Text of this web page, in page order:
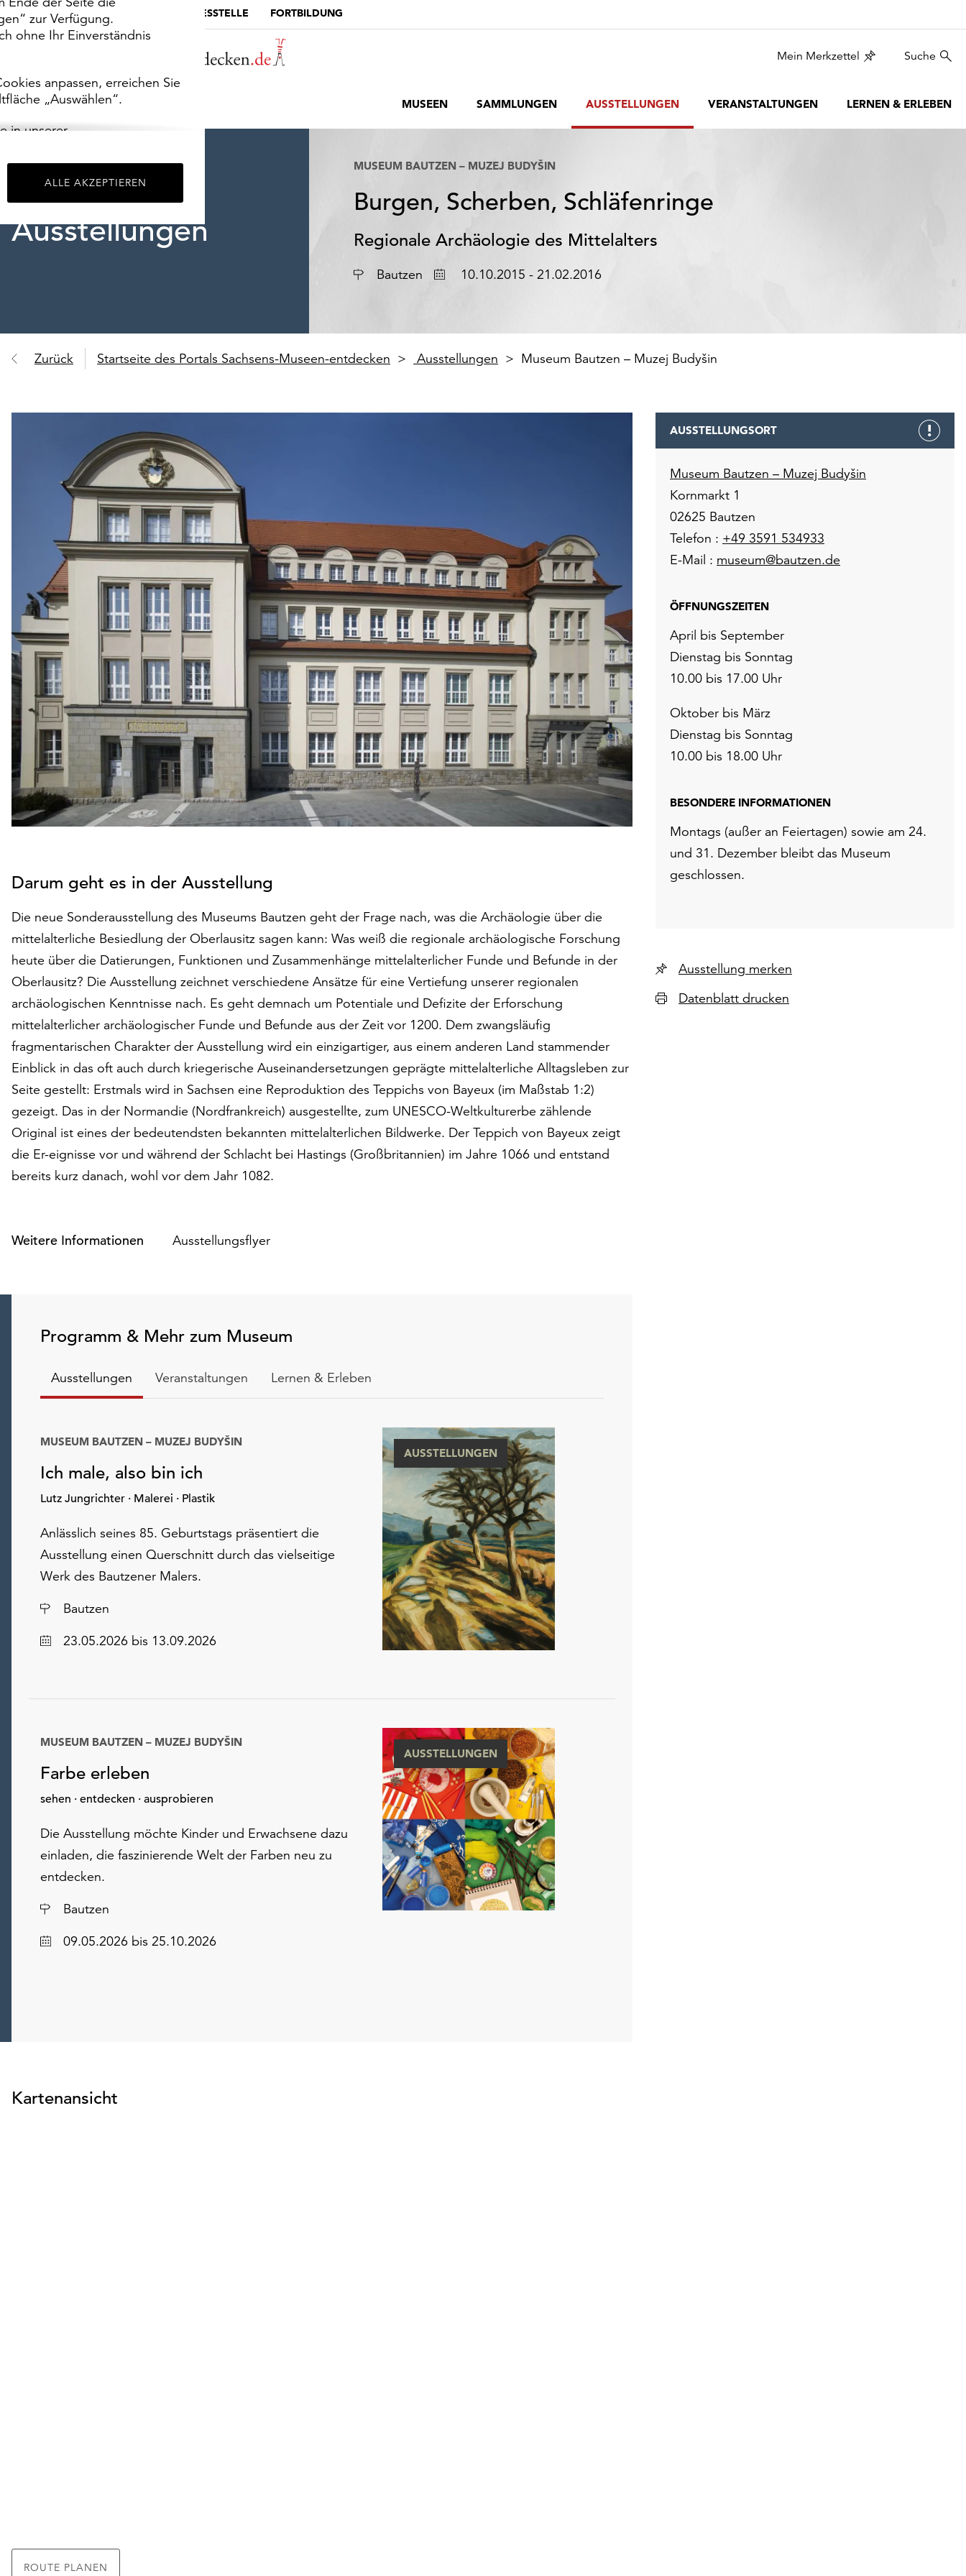
zur Verfügung.
ohne Ihr Einverständnis
anpassen, erreichen Sie
„Auswählen“.
in unserer
ALLE AKZEPTIEREN
MUSEUMSPORTAL DIE LANDESSTELLE FORTBILDUNG
Mein Merkzettel Suche
MUSEEN SAMMLUNGEN AUSSTELLUNGEN VERANSTALTUNGEN LERNEN & ERLEBEN
Ausstellungen
MUSEUM BAUTZEN – MUZEJ BUDYŠIN
Burgen, Scherben, Schläfenringe
Regionale Archäologie des Mittelalters
Ort Bautzen Datum10.10.2015 - 21.02.2016
Zurück Startseite des Portals Sachsens-Museen-entdecken Ausstellungen Museum Bautzen – Muzej Budyšin
Darum geht es in der Ausstellung
Die neue Sonderausstellung des Museums Bautzen geht der Frage nach, was die Archäologie über die
mittelalterliche Besiedlung der Oberlausitz sagen kann: Was weiß die regionale archäologische Forschung
heute über die Datierungen, Funktionen und Zusammenhänge mittelalterlicher Funde und Befunde in der
Oberlausitz? Die Ausstellung zeichnet verschiedene Ansätze für eine Vertiefung unserer regionalen
archäologischen Kenntnisse nach. Es geht demnach um Potentiale und Defizite der Erforschung
mittelalterlicher archäologischer Funde und Befunde aus der Zeit vor 1200. Dem zwangsläufig
fragmentarischen Charakter der Ausstellung wird ein einzigartiger, aus einem anderen Land stammender
Einblick in das oft auch durch kriegerische Auseinandersetzungen geprägte mittelalterliche Alltagsleben zur
Seite gestellt: Erstmals wird in Sachsen eine Reproduktion des Teppichs von Bayeux (im Maßstab 1:2)
gezeigt. Das in der Normandie (Nordfrankreich) ausgestellte, zum UNESCO-Weltkulturerbe zählende
Original ist eines der bedeutendsten bekannten mittelalterlichen Bildwerke. Der Teppich von Bayeux zeigt
die Er-eignisse vor und während der Schlacht bei Hastings (Großbritannien) im Jahre 1066 und entstand
bereits kurz danach, wohl vor dem Jahr 1082.
Weitere Informationen Ausstellungsflyer
Programm & Mehr zum Museum
Ausstellungen Veranstaltungen Lernen & Erleben
Ich male, also bin ich
Lutz Jungrichter · Malerei · Plastik
MUSEUM BAUTZEN – MUZEJ BUDYŠIN
Anlässlich seines 85. Geburtstags präsentiert die
Ausstellung einen Querschnitt durch das vielseitige
Werk des Bautzener Malers.
Ort
Bautzen
Datum23.05.2026 bis 13.09.2026
AUSSTELLUNGEN
Farbe erleben
sehen · entdecken · ausprobieren
MUSEUM BAUTZEN – MUZEJ BUDYŠIN
Die Ausstellung möchte Kinder und Erwachsene dazu
einladen, die faszinierende Welt der Farben neu zu
entdecken.
Ort
Bautzen
Datum09.05.2026 bis 25.10.2026
AUSSTELLUNGEN
Kartenansicht
ROUTE PLANEN
AUSSTELLUNGSORT
Museum Bautzen – Muzej Budyšin
Kornmarkt 1
02625 Bautzen
Telefon : +49 3591 534933
E-Mail : museum@bautzen.de
ÖFFNUNGSZEITEN
April bis September
Dienstag bis Sonntag
10.00 bis 17.00 Uhr
Oktober bis März
Dienstag bis Sonntag
10.00 bis 18.00 Uhr
BESONDERE INFORMATIONEN
Montags (außer an Feiertagen) sowie am 24.
und 31. Dezember bleibt das Museum
geschlossen.
Ausstellung merken
Datenblatt drucken